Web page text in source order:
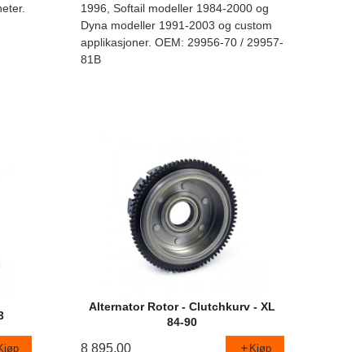
1996, Softail modeller 1984-2000 og
Dyna modeller 1991-2003 og custom
applikasjoner. OEM: 29956-70 / 29957-
81B
Alternator Rotor - Clutchkurv - XL
84-90
8 895,00 Kjøp